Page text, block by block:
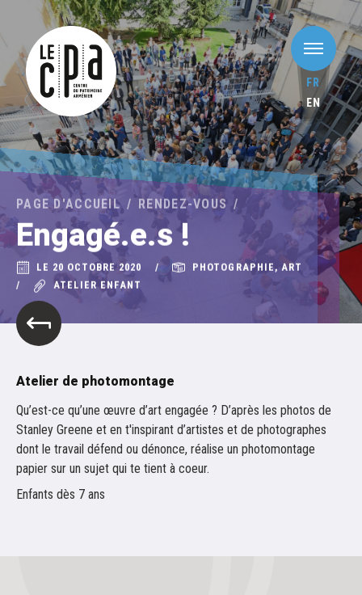
FR
EN
PAGE D'ACCUEIL RENDEZ-VOUS
Engagé.e.s !
LE 20 OCTOBRE 2020
PHOTOGRAPHIE, ART
ATELIER ENFANT
Atelier de photomontage
Qu’est-ce qu’une œuvre d’art engagée ? D’après les photos de
Stanley Greene et en t'inspirant d’artistes et de photographes
dont le travail défend ou dénonce, réalise un photomontage
papier sur un sujet qui te tient à coeur.
Enfants dès 7 ans